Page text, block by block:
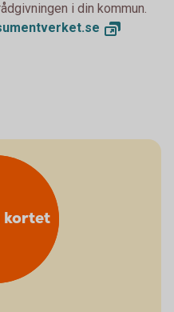
i din kommun.
se
kortet